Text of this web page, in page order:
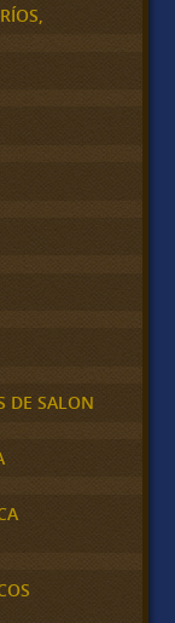
DE SALON